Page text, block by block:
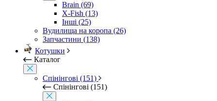
Brain (69)
X-Fish (13)
Інші (25)
Вудилища на коропа (26)
Запчастини (138)
Котушки
Каталог
Спінінгові (151)
Спінінгові (151)